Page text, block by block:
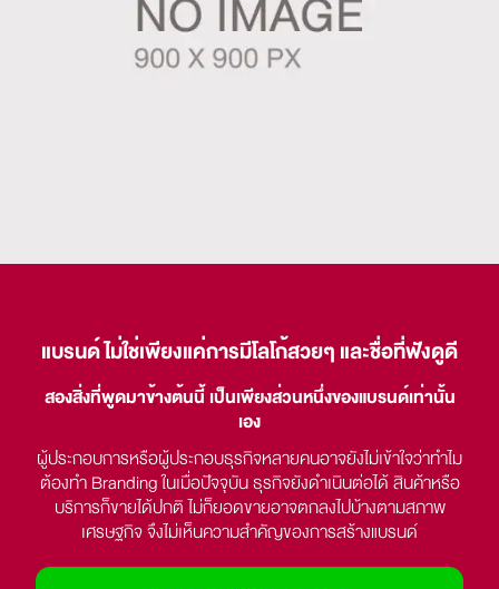
แบรนด์ ไม่ใช่เพียงแค่การมีโลโก้สวยๆ และชื่อที่ฟังดูดี
สองสิ่งที่พูดมาข้างต้นนี้ เป็นเพียงส่วนหนึ่งของแบรนด์เท่านั้น
เอง
ผู้ประกอบการหรือผู้ประกอบธุรกิจหลายคนอาจยังไม่เข้าใจว่าทำไม
ต้องทำ Brandingในเมื่อปัจจุบัน ธุรกิจยังดำเนินต่อได้ สินค้าหรือ
บริการก็ขายได้ปกติ ไม่ก็ยอดขายอาจตกลงไปบ้างตามสภาพ
เศรษฐกิจ จึงไม่เห็นความสำคัญของการสร้างแบรนด์